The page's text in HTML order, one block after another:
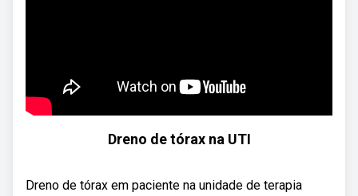
Dreno de tórax na UTI
Dreno de tórax em paciente na unidade de terapia